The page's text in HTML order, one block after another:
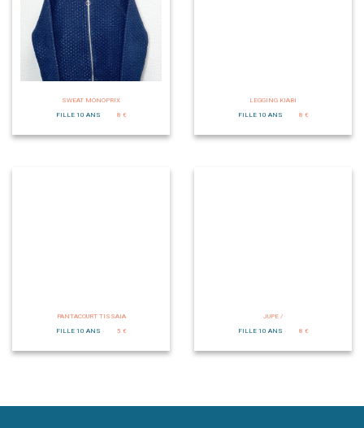
SWEAT MONOPRIX
FILLE 10 ANS
8 €
LEGGING KIABI
FILLE 10 ANS
8 €
PANTACOURT TISSAIA
FILLE 10 ANS
5 €
JUPE /
FILLE 10 ANS
8 €